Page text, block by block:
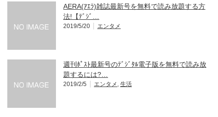
AERA(ｱｴﾗ)雑誌最新号を無料で読み放題する方
法!【ﾃﾞｼﾞ…
2019/5/20 エンタメ
週刊ﾎﾟｽﾄ最新号のﾃﾞｼﾞﾀﾙ電子版を無料で読み放
題するには?…
2019/2/5 エンタメ , 生活